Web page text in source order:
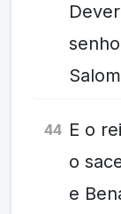
44 E o
o
e